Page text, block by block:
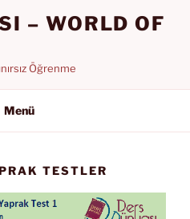
– WORLD OF
Öğrenme
Menü
TESTLER